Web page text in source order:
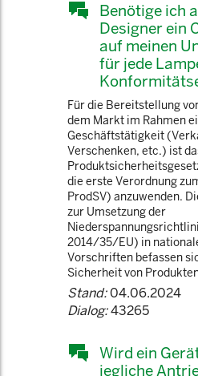
Benötige ich
Designer ein
auf meinen
für jede
Für die Bereitstellung
dem Markt im Rahmen
Geschäftstätigkeit
Verschenken, etc.) ist
die erste Verordnung
ProdSV) anzuwenden.
zur Umsetzung der
2014/35/EU) in
Vorschriften befassen
Sicherheit von
Stand:04.06.2024
Dialog:43265
Wird ein
jegliche